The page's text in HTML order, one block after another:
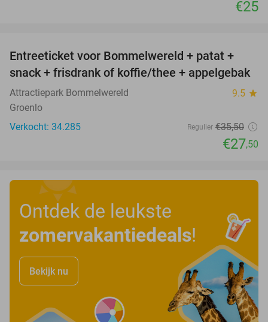
€25
23%
Entreeticket voor Bommelwereld + patat +
snack + frisdrank of koffie/thee + appelgebak
Attractiepark Bommelwereld 9.5 star
Groenlo
Verkocht: 34.285
Regulier €35,50
€27,50
Ontdek de leukste
zomervakantiedeals!
Bekijk nu